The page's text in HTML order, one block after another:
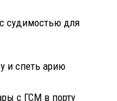
судимостью для
и спеть арию
с ГСМ в порту